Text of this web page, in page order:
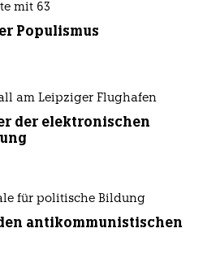
mit 63
Populismus
am Leipziger Flughafen
der elektronischen
für politische Bildung
antikommunistischen